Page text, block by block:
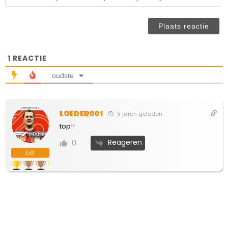
1 REACTIE
oudste
Lid
loeder001 5 jaren geleden
top!!
0 Reageren